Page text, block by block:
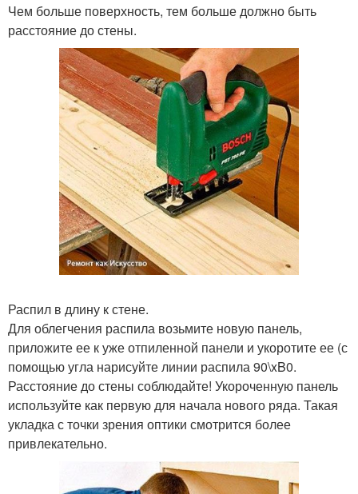
Чем больше поверхность, тем больше должно быть
расстояние до стены.
Распил в длину к стене.
Для облегчения распила возьмите новую панель,
приложите ее к уже отпиленной панели и укоротите ее (с
помощью угла нарисуйте линии распила 90\xB0.
Расстояние до стены соблюдайте! Укороченную панель
используйте как первую для начала нового ряда. Такая
укладка с точки зрения оптики смотрится более
привлекательно.